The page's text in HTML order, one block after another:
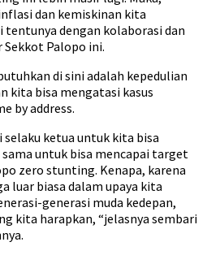
dan kemiskinan kita
dengan kolaborasi dan
Sekkot Palopo ini.
di sini adalah kepedulian
kita bisa mengatasi kasus
by address.
ketua untuk kita bisa
untuk bisa mencapai target
zero stunting. Kenapa, karena
luar biasa dalam upaya kita
generasi muda kedepan,
kita harapkan, “jelasnya sembari